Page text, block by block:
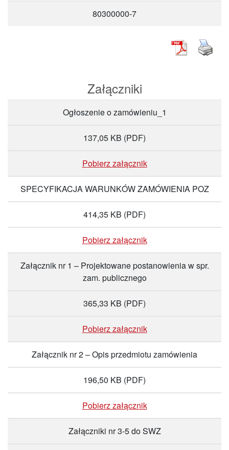
80300000-7
Załączniki
Ogłoszenie o zamówieniu_1
137,05 KB (PDF)
Pobierz załącznik
SPECYFIKACJA WARUNKÓW ZAMÓWIENIA POZ
414,35 KB (PDF)
Pobierz załącznik
Załącznik nr 1 – Projektowane postanowienia w spr.
zam. publicznego
365,33 KB (PDF)
Pobierz załącznik
Załącznik nr 2 – Opis przedmiotu zamówienia
196,50 KB (PDF)
Pobierz załącznik
Załączniki nr 3-5 do SWZ